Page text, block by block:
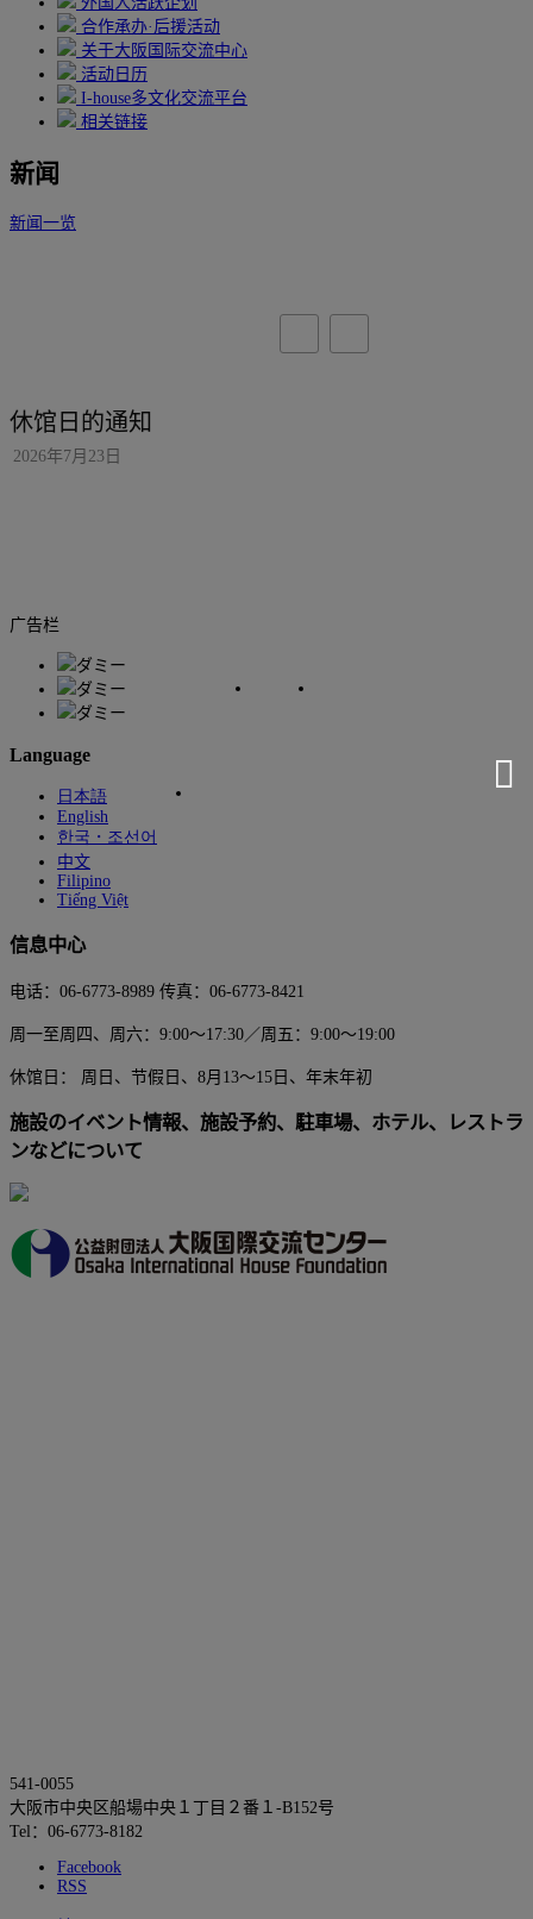
合作承办·后援活动
关于大阪国际交流中心
活动日历
I-house多文化交流平台
相关链接
新闻
新闻一览
休馆日的通知
2026年7月23日
广告栏
Language
日本語
English
한국・조선어
中文
Filipino
Tiếng Việt
信息中心
电话：06-6773-8989 传真：06-6773-8421
周一至周四、周六：9:00～17:30／周五：9:00～19:00
休馆日： 周日、节假日、8月13～15日、年末年初
施設のイベント情報、施設予約、駐車場、ホテル、レストラ
ンなどについて
541-0055
大阪市中央区船場中央１丁目２番１-B152号
Tel：06-6773-8182
Facebook
RSS